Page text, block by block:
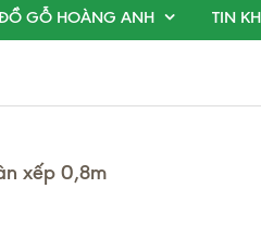
GỖ HOÀNG ANH TIN
xếp 0,8m